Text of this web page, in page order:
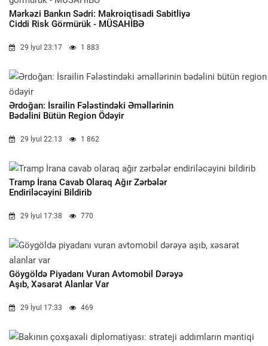
Mərkəzi Bankın Sədri: Makroiqtisadi Sabitliyə
Ciddi Risk Görmürük - MÜSAHİBƏ
29 İyul 23:17 1 883
Ərdoğan: İsrailin Fələstindəki Əməllərinin
Bədəlini Bütün Region Ödəyir
29 İyul 22:13 1 862
Tramp İrana Cavab Olaraq Ağır Zərbələr
Endiriləcəyini Bildirib
29 İyul 17:38 770
Göygöldə Piyadanı Vuran Avtomobil Dərəyə
Aşıb, Xəsarət Alanlar Var
29 İyul 17:33 469